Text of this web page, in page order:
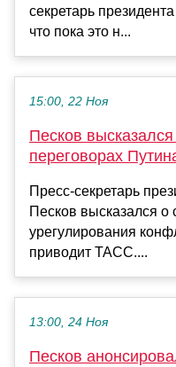
секретарь
что пока это н...
15:00, 22 Ноя
Песков
переговорах
Пресс-секретарь
Песков высказался о
урегулирования
приводит ТАСС....
13:00, 24 Ноя
Песков